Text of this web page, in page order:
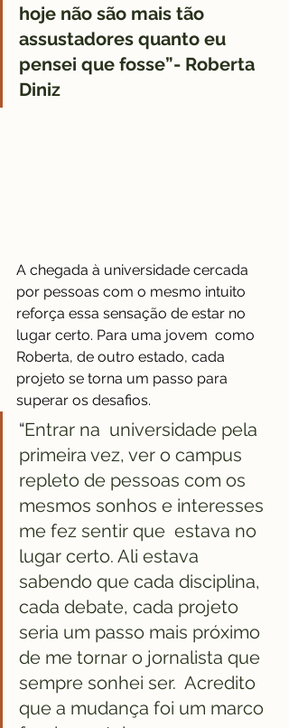
hoje não são mais tão
assustadores quanto eu
pensei que fosse”- Roberta
Diniz
A chegada à universidade cercada
por pessoas com o mesmo intuito
reforça essa sensação de estar no
lugar certo. Para uma jovem  como
Roberta, de outro estado, cada
projeto se torna um passo para
superar os desafios.
“Entrar na  universidade pela
primeira vez, ver o campus
repleto de pessoas com os
mesmos sonhos e interesses
me fez sentir que  estava no
lugar certo. Ali estava
sabendo que cada disciplina,
cada debate, cada projeto
seria um passo mais próximo
de me tornar o jornalista que
sempre sonhei ser.  Acredito
que a mudança foi um marco